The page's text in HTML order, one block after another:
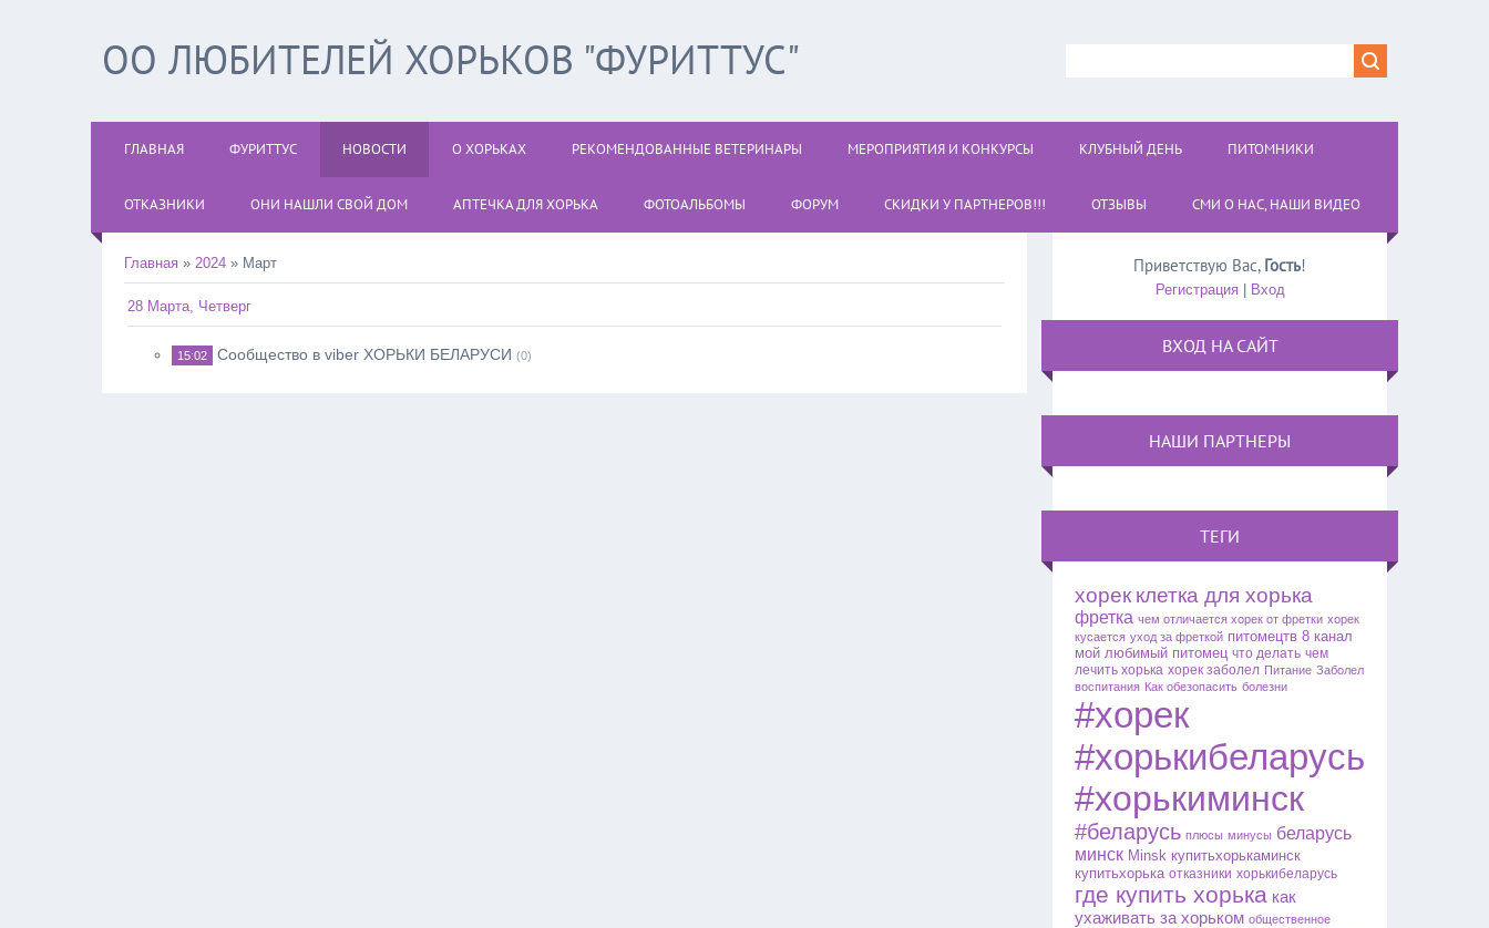
ОО ЛЮБИТЕЛЕЙ ХОРЬКОВ "ФУРИТТУС"
ГЛАВНАЯ ФУРИТТУС НОВОСТИ О ХОРЬКАХ РЕКОМЕНДОВАННЫЕ ВЕТЕРИНАРЫ МЕРОПРИЯТИЯ И КОНКУРСЫ КЛУБНЫЙ ДЕНЬ ПИТОМНИКИ
ОТКАЗНИКИ ОНИ НАШЛИ СВОЙ ДОМ АПТЕЧКА ДЛЯ ХОРЬКА ФОТОАЛЬБОМЫ ФОРУМ СКИДКИ У ПАРТНЕРОВ!!! ОТЗЫВЫ СМИ О НАС, НАШИ ВИДЕО
Главная » 2024 » Март
28 Марта, Четверг
15:02 Сообщество в viber ХОРЬКИ БЕЛАРУСИ (0)
Приветствую Вас, Гость!
Регистрация| Вход
ВХОД НА САЙТ
НАШИ ПАРТНЕРЫ
ТЕГИ
хорек клетка для хорька
фретка чем отличается хорек от фретки хорек
кусается уход за фреткой питомецтв 8 канал
мой любимый питомец что делать чем
лечить хорька хорек заболел Питание Заболел
воспитания Как обезопасить болезни
#хорек
#хорькибеларусь
#хорькиминск
#беларусь плюсы минусы беларусь
минск Minsk купитьхорькаминск
купитьхорька отказники хорькибеларусь
где купить хорька как
ухаживать за хорьком общественное